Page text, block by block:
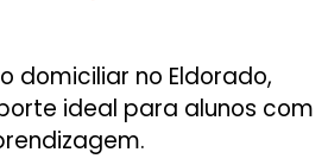
domiciliar no Eldorado,
ideal para alunos com